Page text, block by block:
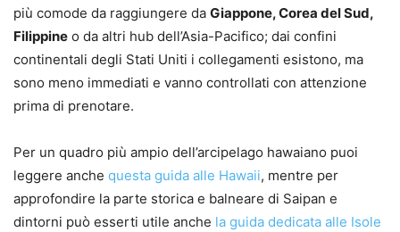
più comode da raggiungere da Giappone, Corea del Sud,
Filippine o da altri hub dell’Asia-Pacifico; dai confini
continentali degli Stati Uniti i collegamenti esistono, ma
sono meno immediati e vanno controllati con attenzione
prima di prenotare.
Per un quadro più ampio dell’arcipelago hawaiano puoi
leggere anche questa guida alle Hawaii, mentre per
approfondire la parte storica e balneare di Saipan e
dintorni può esserti utile anche la guida dedicata alle Isole